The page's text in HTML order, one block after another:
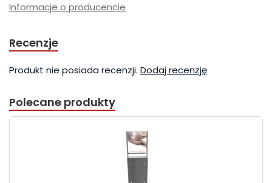
Informacje o producencie
Recenzje
Produkt nie posiada recenzji. Dodaj recenzję
Polecane produkty